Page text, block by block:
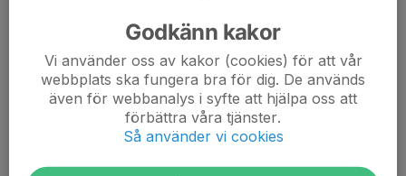
Godkänn kakor
Vi använder oss av kakor (cookies) för att vår
webbplats ska fungera bra för dig. De används
även för webbanalys i syfte att hjälpa oss att
förbättra våra tjänster.
Så använder vi cookies